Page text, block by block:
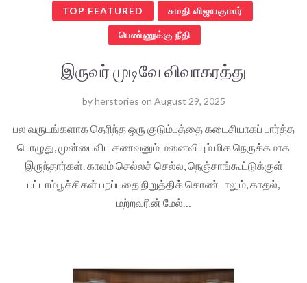
TOP FEATURED சுமதி விஜயகுமார்
பெண்ணுக்கு நீதி
இருவர் முடிவே விவாகரத்து
byherstories on August 29, 2025
பல வருடங்களாக தெரிந்த ஒரு குடும்பத்தை கடைசியாகப் பார்த்த
பொழுது, முன்பைவிட கணவனும் மனைவியும் மிக நெருக்கமாக
இருந்தார்கள். காலம் செல்லச் செல்ல, நெஞ்சாங்கூட்டுக்குள்
பட்டாம்பூச்சிகள் பறப்பதை நிறுத்திக் கொண்டாலும், காதல்,
மற்றவரின் மேல்…